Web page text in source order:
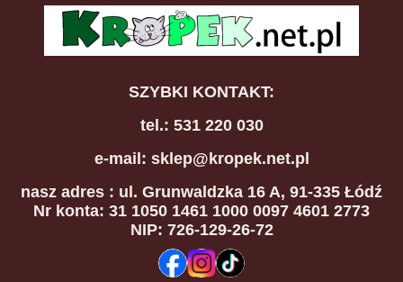
SZYBKI KONTAKT:
tel.: 531 220 030
e-mail: sklep@kropek.net.pl
nasz adres : ul. Grunwaldzka 16 A, 91-335 Łódź
Nr konta: 31 1050 1461 1000 0097 4601 2773
NIP: 726-129-26-72